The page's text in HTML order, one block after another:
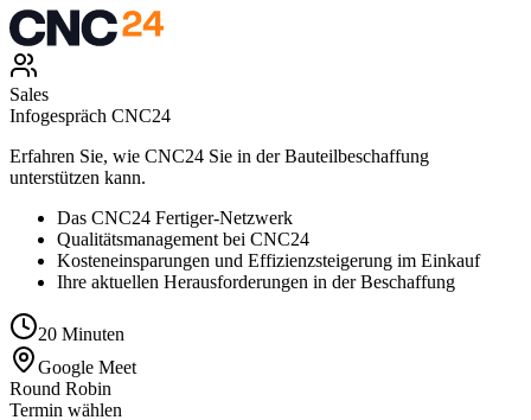
Sales
Infogespräch CNC24
Erfahren Sie, wie CNC24 Sie in der Bauteilbeschaffung
unterstützen kann.
Das CNC24 Fertiger-Netzwerk
Qualitätsmanagement bei CNC24
Kosteneinsparungen und Effizienzsteigerung im Einkauf
Ihre aktuellen Herausforderungen in der Beschaffung
20 Minuten
Google Meet
Round Robin
Termin wählen